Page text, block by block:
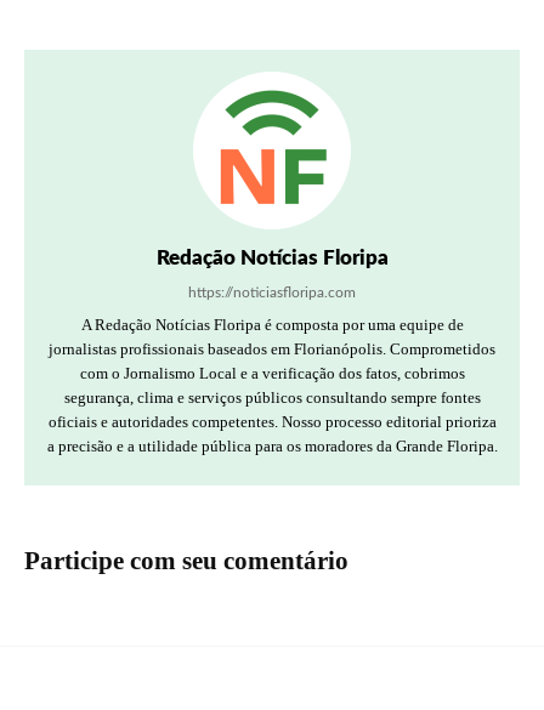
Redação Notícias Floripa
https://noticiasfloripa.com
A Redação Notícias Floripa é composta por uma equipe de
jornalistas profissionais baseados em Florianópolis. Comprometidos
com o Jornalismo Local e a verificação dos fatos, cobrimos
segurança, clima e serviços públicos consultando sempre fontes
oficiais e autoridades competentes. Nosso processo editorial prioriza
a precisão e a utilidade pública para os moradores da Grande Floripa.
Participe com seu comentário